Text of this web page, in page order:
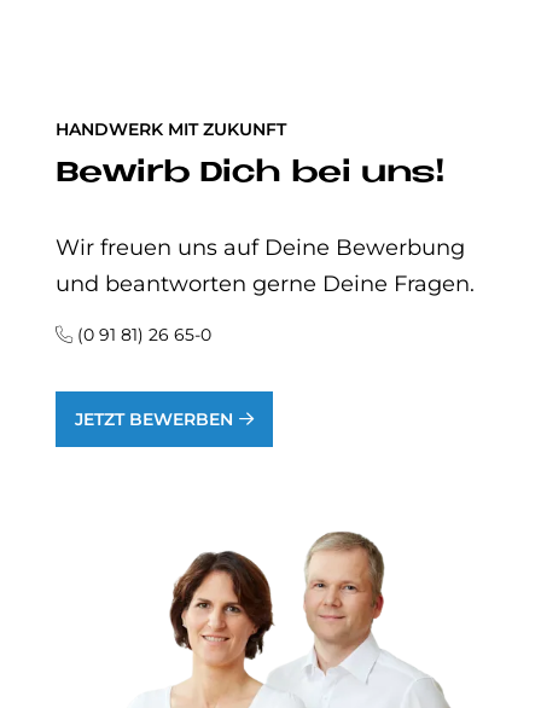
HANDWERK MIT ZUKUNFT
Be­wirb Dich bei uns!
Wir freuen uns auf Deine Bewerbung
und beantworten gerne Deine Fragen.
(0 91 81) 26 65-0
JETZT BEWERBEN